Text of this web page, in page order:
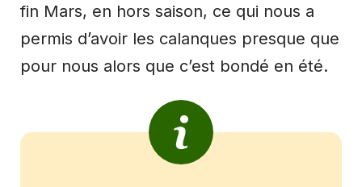
fin Mars, en hors saison, ce qui nous a
permis d’avoir les calanques presque que
pour nous alors que c’est bondé en été.